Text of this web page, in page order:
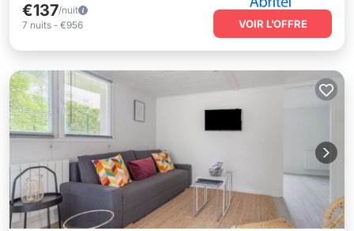
€137/nuit
7 nuits - €956 VOIR L’OFFRE